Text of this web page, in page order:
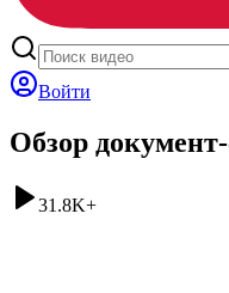
Войти
Обзор
31.8K+